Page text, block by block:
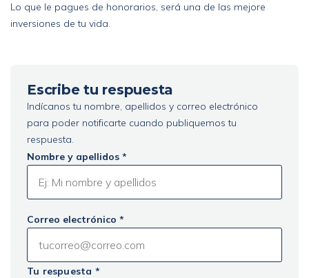
Lo que le pagues de honorarios, será una de las mejore
inversiones de tu vida.
Escribe tu respuesta
Indícanos tu nombre, apellidos y correo electrónico
para poder notificarte cuando publiquemos tu
respuesta.
Nombre y apellidos *
Correo electrónico *
Tu respuesta *